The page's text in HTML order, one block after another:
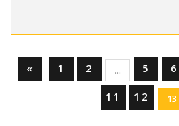
« 1 2 ... 5 6
11
12 13